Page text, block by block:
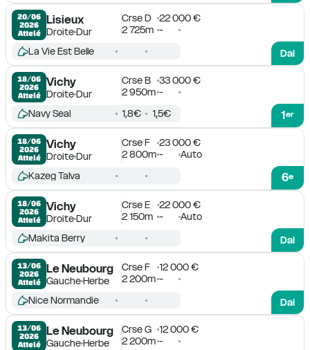
20/06
2026
Attelé
Lisieux
DroiteDur
Crse D
22 000 €
2 725m -
Dai
La Vie Est Belle
18/06
2026
Attelé
Vichy
DroiteDur
Crse B
33 000 €
2 950m -
1er
Navy Seal 1,8€ 1,5€
18/06
2026
Attelé
Vichy
DroiteDur
Crse F
23 000 €
2 800m - Auto
6e
Kazeg Talva
18/06
2026
Attelé
Vichy
DroiteDur
Crse E
22 000 €
2 150m -
Auto
Dai
Makita Berry
13/06
2026
Attelé
Le Neubourg
GaucheHerbe
Crse F
12 000 €
2 200m -
Dai
Nice Normandie
13/06
2026
Attelé
Le Neubourg
GaucheHerbe
Crse G
12 000 €
2 200m -